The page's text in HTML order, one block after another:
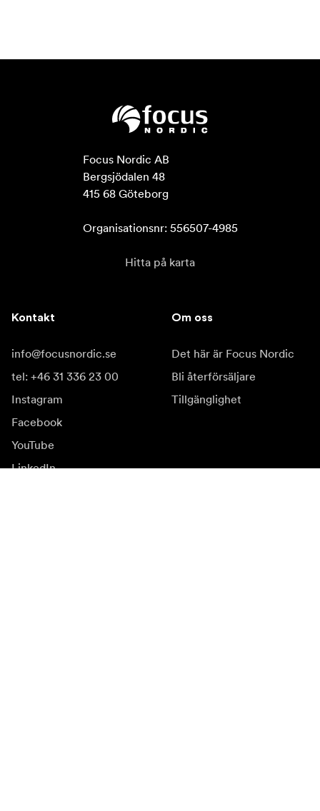
Focus Nordic AB
Bergsjödalen 48
415 68 Göteborg
Organisationsnr: 556507-4985
Hitta på karta
Kontakt
info@focusnordic.se
tel: +46 31 336 23 00
Instagram
Facebook
YouTube
LinkedIn
Om oss
Det här är Focus Nordic
Bli återförsäljare
Tillgänglighet